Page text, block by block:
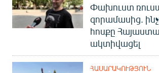
Փախուստ
զորամասից.
հոսքը
ակտիվացել
ՀԱՍԱՐԱԿՈՒԹՅՈՒՆ